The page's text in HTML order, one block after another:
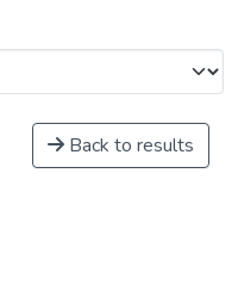
Back to results